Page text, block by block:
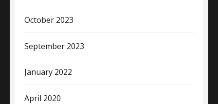
October 2023
September 2023
January 2022
April 2020